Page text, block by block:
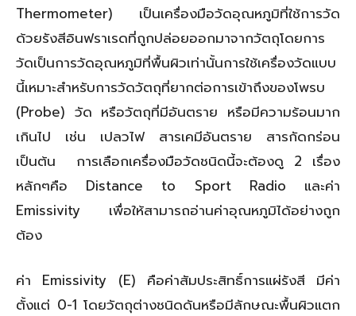
Thermometer) เป็นเครื่องมือวัดอุณหภูมิที่ใช้การวัด
ด้วยรังสีอินฟราเรดที่ถูกปล่อยออกมาจากวัตถุโดยการ
วัดเป็นการวัดอุณหภูมิที่พื้นผิวเท่านั้นการใช้เครื่องวัดแบบ
นี้เหมาะสำหรับการวัดวัตถุที่ยากต่อการเข้าถึงของโพรบ
(Probe) วัด หรือวัตถุที่มีอันตราย หรือมีความร้อนมาก
เกินไป เช่น เปลวไฟ สารเคมีอันตราย สารกัดกร่อน
เป็นต้น การเลือกเครื่องมือวัดชนิดนี้จะต้องดู 2 เรื่อง
หลักๆคือ Distance to Sport Radio และค่า
Emissivity เพื่อให้สามารถอ่านค่าอุณหภูมิได้อย่างถูก
ต้อง
ค่า Emissivity (E) คือค่าสัมประสิทธิ์การแผ่รังสี มีค่า
ตั้งแต่ 0-1 โดยวัตถุต่างชนิดดันหรือมีลักษณะพื้นผิวแตก